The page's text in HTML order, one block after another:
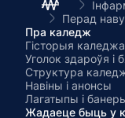
Пра каледж
Гісторыя каледжа
Уголок здароўя і
Структура
Навіны і анонсы
Лагатыпы і
Жадаеце быць у